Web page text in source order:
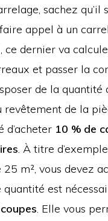
sachez qu’il
appel à un
ce dernier va
et passer la
de la quantité
revêtement de la
d’acheter 10 % de
. À titre
m², vous devez
quantité est
. Elle vous